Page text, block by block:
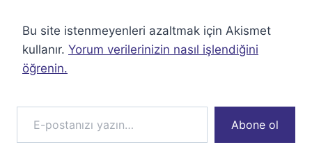
Bu site istenmeyenleri azaltmak için Akismet
kullanır. Yorum verilerinizin nasıl işlendiğini
öğrenin.
E-postanızı yazın…
Abone ol